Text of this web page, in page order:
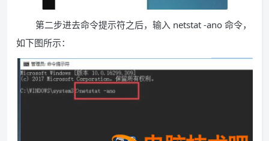
第二步进去命令提示符之后，输入 netstat -ano 命令，
如下图所示：